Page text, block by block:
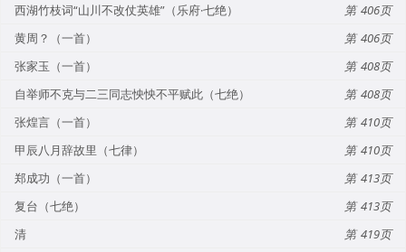
西湖竹枝词“山川不改仗英雄”（乐府·七绝）
406
黄周？（一首）
406
张家玉（一首）
408
自举师不克与二三同志怏怏不平赋此（七绝）
408
张煌言（一首）
410
甲辰八月辞故里（七律）
410
郑成功（一首）
413
复台（七绝）
413
清
419